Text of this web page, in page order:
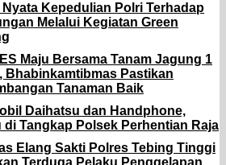
Kepedulian Polri Terhadap
Melalui Kegiatan Green
Maju Bersama Tanam Jagung 1
Bhabinkamtibmas Pastikan
Tanaman Baik
Daihatsu dan Handphone,
di Tangkap Polsek Perhentian Raja
Elang Sakti Polres Tebing Tinggi